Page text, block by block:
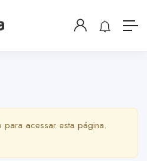
acessar esta página.